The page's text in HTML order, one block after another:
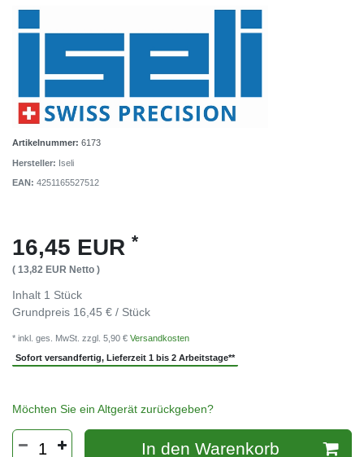
Artikelnummer: 6173
Hersteller: Iseli
EAN: 4251165527512
16,45 EUR *
( 13,82 EUR Netto )
Inhalt 1 Stück
Grundpreis 16,45 € / Stück
* inkl. ges. MwSt. zzgl. 5,90 € Versandkosten
Sofort versandfertig, Lieferzeit 1 bis 2 Arbeitstage**
Möchten Sie ein Altgerät zurückgeben?
In den Warenkorb